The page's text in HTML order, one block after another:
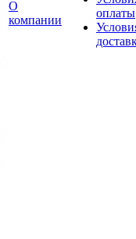
О
компании
оплаты